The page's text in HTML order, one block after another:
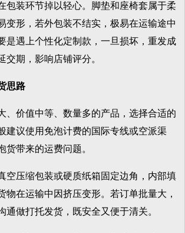
装环节掉以轻心。脚垫和座椅套属于柔
变形，若外包装不结实，极易在运输途中
是遇上个性化定制款，一旦损坏，重发成
交期，影响店铺评分。
思路
价值中等、数量多的产品，选择合适的
建议使用免泡计费的国际专线或空派渠
货带来的运费问题。
压缩包装或硬质纸箱固定边角，内部填
物在运输中因挤压变形。若订单批量大，
通做打托发货，既安全又便于清关。